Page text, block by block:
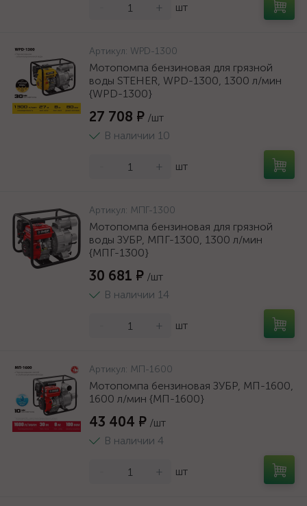
+ шт
Артикул: WPD-1300
Мотопомпа бензиновая для грязной
воды STEHER, WPD-1300, 1300 л/мин
{WPD-1300}
27 708 ₽ /шт
В наличии 10
+ шт
Артикул: МПГ-1300
Мотопомпа бензиновая для грязной
воды ЗУБР, МПГ-1300, 1300 л/мин
{МПГ-1300}
30 681 ₽ /шт
В наличии 14
+ шт
Артикул: МП-1600
Мотопомпа бензиновая ЗУБР, МП-1600,
1600 л/мин {МП-1600}
43 404 ₽ /шт
В наличии 4
+ шт